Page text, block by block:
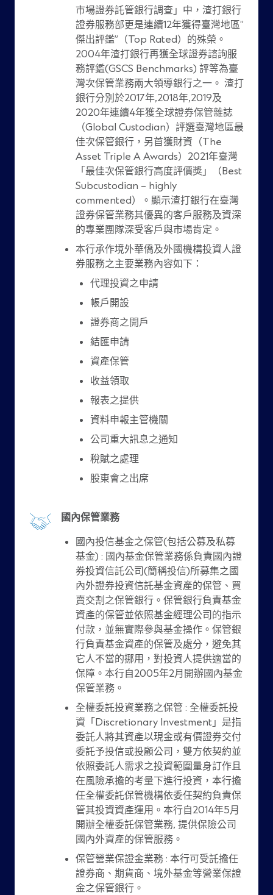
市場證券託管銀行調查」中，渣打銀行
證券服務部更是連續12年獲得臺灣地區”
傑出評鑑”（Top Rated）的殊榮。
2004年渣打銀行再獲全球證券諮詢服
務評鑑(GSCS Benchmarks) 評等為臺
灣次保管業務兩大領導銀行之一。 渣打
銀行分別於2017年,2018年,2019及
2020年連續4年獲全球證券保管雜誌
（Global Custodian）評選臺灣地區最
佳次保管銀行，另首獲財資（The
Asset Triple A Awards）2021年臺灣
「最佳次保管銀行高度評價獎」（Best
Subcustodian – highly
commented）。顯示渣打銀行在臺灣
證券保管業務其優異的客戶服務及資深
的專業團隊深受客戶與市場肯定。
本行承作境外華僑及外國機構投資人證
券服務之主要業務內容如下：
代理投資之申請
帳戶開設
證券商之開戶
結匯申請
資產保管
收益領取
報表之提供
資料申報主管機關
公司重大訊息之通知
稅賦之處理
股東會之出席
國內保管業務
國內投信基金之保管(包括公募及私募
基金) : 國內基金保管業務係負責國內證
券投資信託公司(簡稱投信)所募集之國
內外證券投資信託基金資產的保管、買
賣交割之保管銀行。保管銀行負責基金
資產的保管並依照基金經理公司的指示
付款，並無實際參與基金操作。保管銀
行負責基金資產的保管及處分，避免其
它人不當的挪用，對投資人提供適當的
保障。本行自2005年2月開辦國內基金
保管業務。
全權委託投資業務之保管 : 全權委託投
資「Discretionary Investment」是指
委託人將其資產以現金或有價證券交付
委託予投信或投顧公司，雙方依契約並
依照委託人需求之投資範圍量身訂作且
在風險承擔的考量下進行投資，本行擔
任全權委託保管機構依委任契約負責保
管其投資資產運用。本行自2014年5月
開辦全權委託保管業務, 提供保險公司
國內外資產的保管服務。
保管營業保證金業務 : 本行可受託擔任
證券商、期貨商、境外基金等營業保證
金之保管銀行。